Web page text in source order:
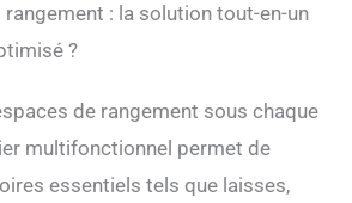
pratique pour ranger les
accessoires pour
jouets et les couvertures.
Stabilité et confort: ces
escaliers sont faits de
tissu résistant à l'usure,
: la solution tout-en-un
?
de rangement sous chaque
multifonctionnel permet de
essentiels tels que laisses,